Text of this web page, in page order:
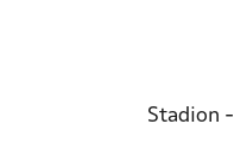
Stadion